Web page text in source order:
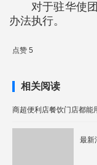
对于驻华使
办法执行。
点赞 5
相关阅读
最新